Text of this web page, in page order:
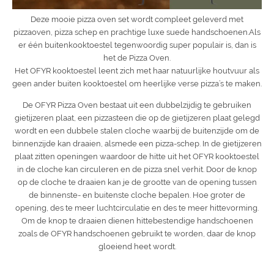
Deze mooie pizza oven set wordt compleet geleverd met
pizzaoven, pizza schep en prachtige luxe suede handschoenen.Als
er één buitenkooktoestel tegenwoordig super populair is, dan is
het de Pizza Oven.
Het OFYR kooktoestel leent zich met haar natuurlijke houtvuur als
geen ander buiten kooktoestel om heerlijke verse pizza’s te maken.
De OFYR Pizza Oven bestaat uit een dubbelzijdig te gebruiken
gietijzeren plaat, een pizzasteen die op de gietijzeren plaat gelegd
wordt en een dubbele stalen cloche waarbij de buitenzijde om de
binnenzijde kan draaien, alsmede een pizza-schep. In de gietijzeren
plaat zitten openingen waardoor de hitte uit het OFYR kooktoestel
in de cloche kan circuleren en de pizza snel verhit. Door de knop
op de cloche te draaien kan je de grootte van de opening tussen
de binnenste- en buitenste cloche bepalen. Hoe groter de
opening, des te meer luchtcirculatie en des te meer hittevorming.
Om de knop te draaien dienen hittebestendige handschoenen
zoals de OFYR handschoenen gebruikt te worden, daar de knop
gloeiend heet wordt.